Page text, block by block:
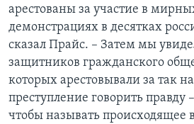
арестованы за участие в
демонстрациях в десятках
сказал Прайс. – Затем мы
защитников гражданского
которых арестовывали за так
преступление говорить правду
чтобы называть происходящее